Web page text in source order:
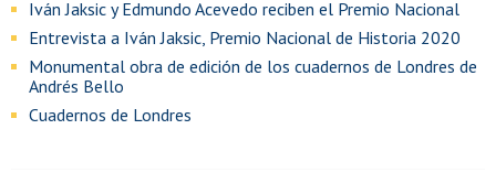
Iván Jaksic y Edmundo Acevedo reciben el Premio Nacional
Entrevista a Iván Jaksic, Premio Nacional de Historia 2020
Monumental obra de edición de los cuadernos de Londres de
Andrés Bello
Cuadernos de Londres